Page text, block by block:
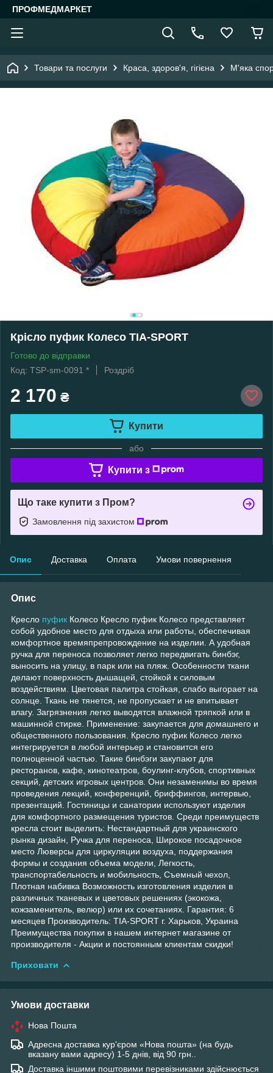
ПРОФМЕДМАРКЕТ
Товари та послуги Краса, здоров'я, гігієна М'яка
Крісло пуфик Колесо TIA-SPORT
Готово до відправки
Код: TSP-sm-0091 *
Роздріб
2 170 ₴
Купити
або
Купити з
Що таке купити з Пром?
Замовлення під захистом
Опис Доставка Оплата Умови повернення
Опис
Кресло пуфик Колесо Кресло пуфик Колесо представляет
собой удобное место для отдыха или работы, обеспечивая
комфортное времяпрепровождение на изделии. А удобная
ручка для переноса позволяет легко передвигать бинбэг,
выносить на улицу, в парк или на пляж. Особенности ткани
делают поверхность дышащей, стойкой к силовым
воздействиям. Цветовая палитра стойкая, слабо выгорает на
солнце. Ткань не тянется, не пропускает и не впитывает
влагу. Загрязнения легко выводятся влажной тряпкой или в
машинной стирке. Применение: закупается для домашнего и
общественного пользования. Кресло пуфик Колесо легко
интегрируется в любой интерьер и становится его
полноценной частью. Такие бинбэги закупают для
ресторанов, кафе, кинотеатров, боулинг-клубов, спортивных
секций, детских игровых центров. Они незаменимы во время
проведения лекций, конференций, бриффингов, интервью,
презентаций. Гостиницы и санатории используют изделия
для комфортного размещения туристов. Среди преимуществ
кресла стоит выделить: Нестандартный для украинского
рынка дизайн, Ручка для переноса, Широкое посадочное
место Люверсы для циркуляции воздуха, поддержания
формы и создания объема модели, Легкость,
транспортабельность и мобильность, Съемный чехол,
Плотная набивка Возможность изготовления изделия в
различных тканевых и цветовых решениях (экокожа,
кожзаменитель, велюр) или их сочетаниях. Гарантия: 6
месяцев Производитель: TIA-SPORT г. Харьков, Украина
Преимущества покупки в нашем интернет магазине от
производителя - Акции и постоянным клиентам скидки!
Приховати
Умови доставки
Нова Пошта
Адресна доставка кур'єром «Нова пошта» (на будь
вказану вами адресу) 1-5 днів, від 90 грн..
Доставка іншими поштовими перевізниками здійснюється